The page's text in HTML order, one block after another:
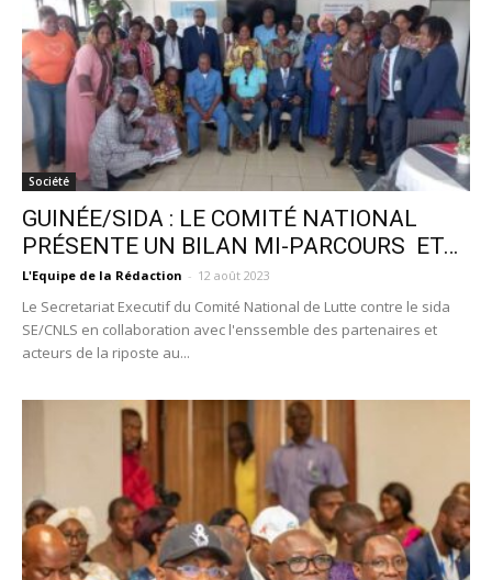
Société
GUINÉE/SIDA : LE COMITÉ NATIONAL
PRÉSENTE UN BILAN MI-PARCOURS ET…
L'Equipe de la Rédaction - 12 août 2023
Le Secretariat Executif du Comité National de Lutte contre le sida
SE/CNLS en collaboration avec l'enssemble des partenaires et
acteurs de la riposte au...